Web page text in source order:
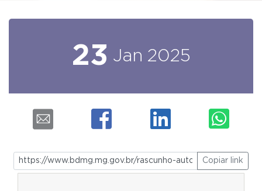
23 Jan 2025
Copiar link